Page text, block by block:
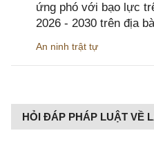
ứng phó với bạo lực
2026 - 2030 trên địa
An ninh trật tự
HỎI ĐÁP PHÁP LUẬT VỀ